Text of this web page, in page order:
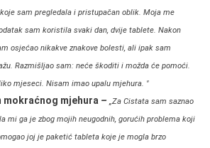
sam pregledala i pristupačan oblik. Moja me
sam koristila svaki dan, dvije tablete. Nakon
osjećao nikakve znakove bolesti, ali ipak sam
Razmišljao sam: neće škoditi i možda će pomoći.
mjeseci. Nisam imao upalu mjehura. "
mokraćnog mjehura – „Za Cistata sam saznao
mi ga je zbog mojih neugodnih, gorućih problema koji
joj je paketić tableta koje je mogla brzo